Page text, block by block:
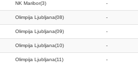
NK Maribor(3) -
Olimpija Ljubljana(08) -
Olimpija Ljubljana(09) -
Olimpija Ljubljana(10) -
Olimpija Ljubljana(11) -